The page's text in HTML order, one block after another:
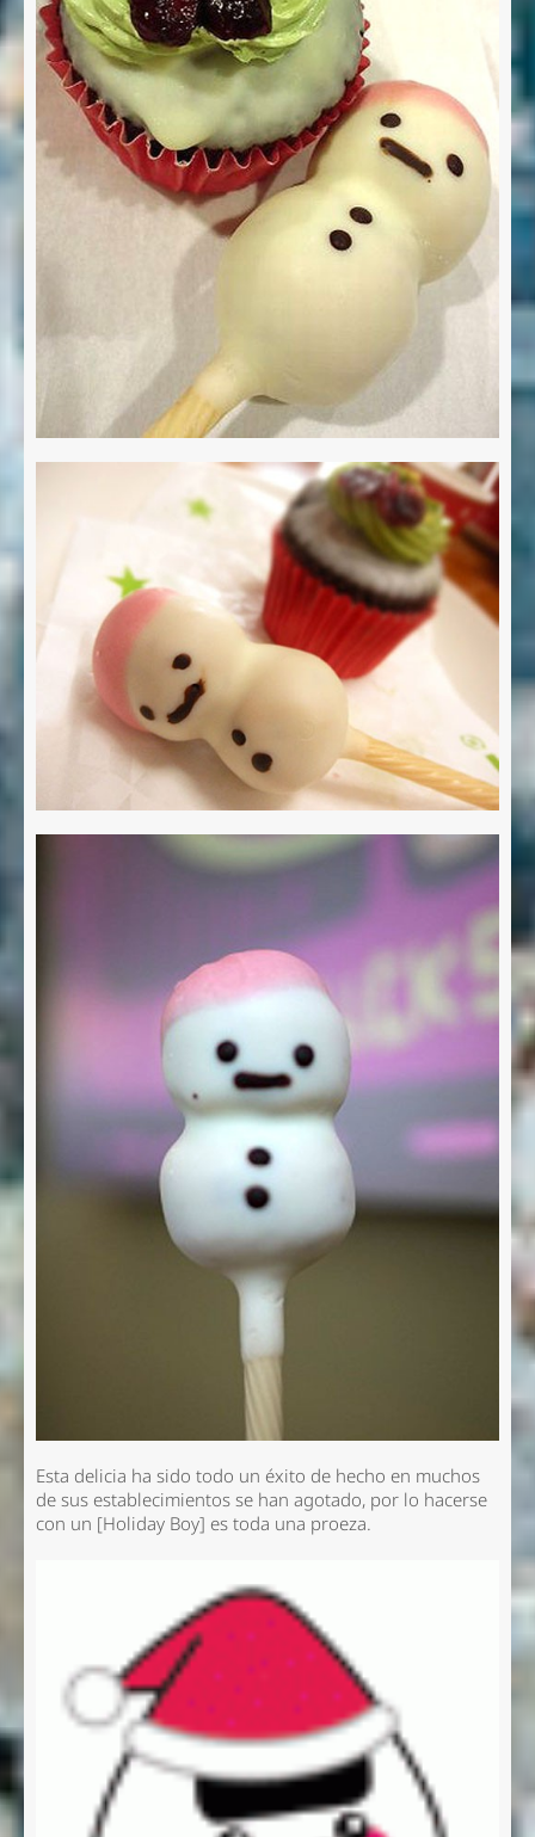
Esta delicia ha sido todo un éxito de hecho en muchos
de sus establecimientos se han agotado, por lo hacerse
con un [Holiday Boy] es toda una proeza.